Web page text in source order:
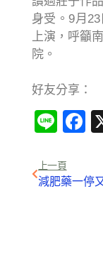
身受。9月
上演，呼籲
院。
好友分享：
Line
上一頁